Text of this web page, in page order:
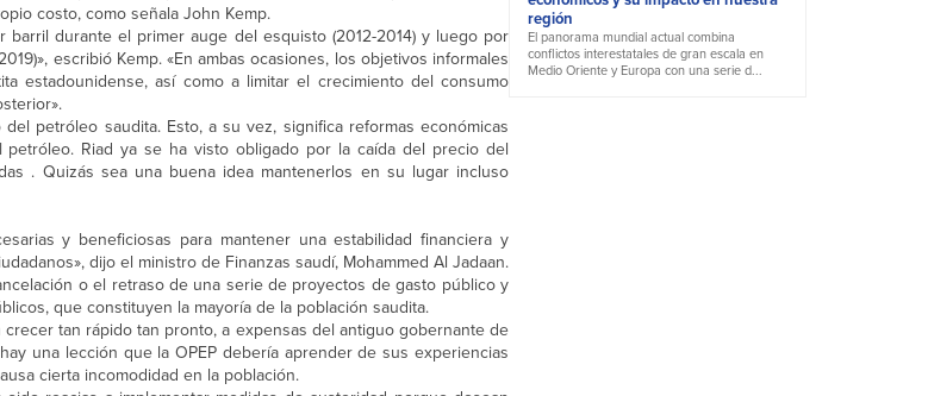
costo, como señala John Kemp.
durante el primer auge del esquisto (2012-2014) y luego por
escribió Kemp. «En ambas ocasiones, los objetivos informales
estadounidense, así como a limitar el crecimiento del consumo
petróleo saudita. Esto, a su vez, significa reformas económicas
Riad ya se ha visto obligado por la caída del precio del
. Quizás sea una buena idea mantenerlos en su lugar incluso
y beneficiosas para mantener una estabilidad financiera y
dijo el ministro de Finanzas saudí, Mohammed Al Jadaan.
o el retraso de una serie de proyectos de gasto público y
que constituyen la mayoría de la población saudita.
tan rápido tan pronto, a expensas del antiguo gobernante de
una lección que la OPEP debería aprender de sus experiencias
cierta incomodidad en la población.
región
El panorama mundial actual combina
conflictos interestatales de gran escala en
Medio Oriente y Europa con una serie d...